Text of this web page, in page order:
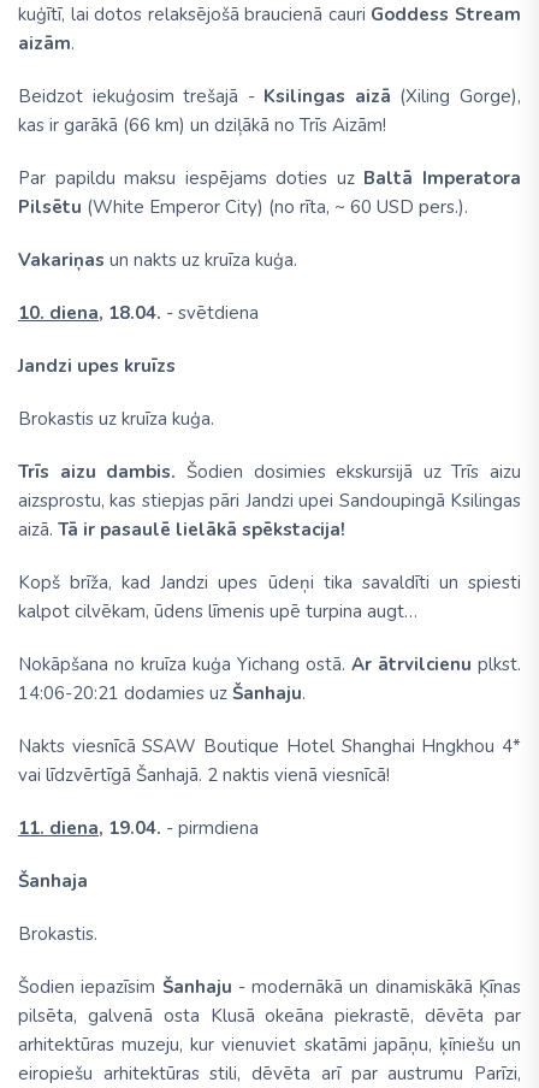
kuģītī, lai dotos relaksējošā braucienā cauri Goddess Stream
aizām.
Beidzot iekuģosim trešajā - Ksilingas aizā (Xiling Gorge),
kas ir garākā (66 km) un dziļākā no Trīs Aizām!
Par papildu maksu iespējams doties uz Baltā Imperatora
Pilsētu (White Emperor City) (no rīta, ~ 60 USD pers.).
Vakariņas un nakts uz kruīza kuģa.
10. diena, 18.04. - svētdiena
Jandzi upes kruīzs
Brokastis uz kruīza kuģa.
Trīs aizu dambis. Šodien dosimies ekskursijā uz Trīs aizu
aizsprostu, kas stiepjas pāri Jandzi upei Sandoupingā Ksilingas
aizā. Tā ir pasaulē lielākā spēkstacija!
Kopš brīža, kad Jandzi upes ūdeņi tika savaldīti un spiesti
kalpot cilvēkam, ūdens līmenis upē turpina augt…
Nokāpšana no kruīza kuģa Yichang ostā. Ar ātrvilcienu plkst.
14:06-20:21 dodamies uz Šanhaju.
Nakts viesnīcā SSAW Boutique Hotel Shanghai Hngkhou 4*
vai līdzvērtīgā Šanhajā. 2 naktis vienā viesnīcā!
11. diena, 19.04. - pirmdiena
Šanhaja
Brokastis.
Šodien iepazīsim Šanhaju - modernākā un dinamiskākā Ķīnas
pilsēta, galvenā osta Klusā okeāna piekrastē, dēvēta par
arhitektūras muzeju, kur vienuviet skatāmi japāņu, ķīniešu un
eiropiešu arhitektūras stili, dēvēta arī par austrumu Parīzi,